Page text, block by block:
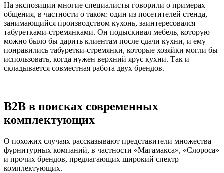
На экспозиции многие специалисты говорили о примерах
общения, в частности о таком: один из посетителей стенда,
занимающийся производством кухонь, заинтересовался
табуретками-стремянками. Он подыскивал мебель, которую
можно было бы дарить клиентам после сдачи кухни, и ему
понравились табуретки-стремянки, которые хозяйки могли бы
использовать, когда нужен верхний ярус кухни. Так и
складывается совместная работа двух брендов.
В2В в поисках современных
комплектующих
О похожих случаях рассказывают представители множества
фурнитурных компаний, в частности «Магамакса», «Слороса»
и прочих брендов, предлагающих широкий спектр
комплектующих.